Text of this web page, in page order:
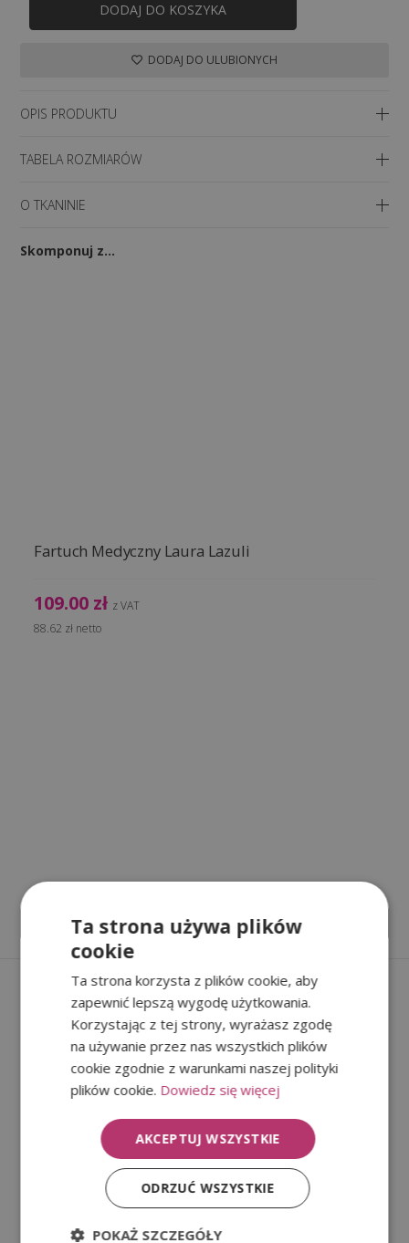
DODAJ DO KOSZYKA
DODAJ DO ULUBIONYCH
OPIS PRODUKTU
TABELA ROZMIARÓW
O TKANINIE
Skomponuj z…
Fartuch Medyczny Laura Lazuli
109.00 zł z VAT
88.62 zł netto
WYBIERZ OPCJE
Zobacz również
Ta strona używa plików
cookie
Ta strona korzysta z plików cookie, aby
zapewnić lepszą wygodę użytkowania.
Korzystając z tej strony, wyrażasz zgodę
na używanie przez nas wszystkich plików
cookie zgodnie z warunkami naszej polityki
plików cookie. Dowiedz się więcej
AKCEPTUJ WSZYSTKIE
ODRZUĆ WSZYSTKIE
POKAŻ SZCZEGÓŁY